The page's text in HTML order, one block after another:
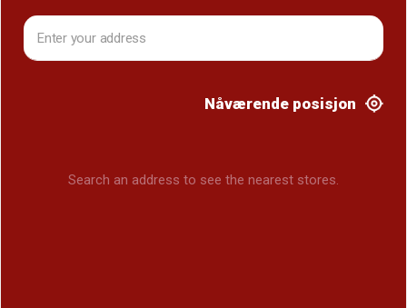
Nåværende posisjon
Search an address to see the nearest stores.